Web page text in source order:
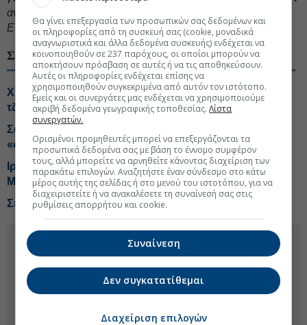
αναγκαστικά, μερικώς ή στο σύνολο, απόψεις του
Euro2day.gr.
ΣΧΕΤΙΚΑ ΘΕΜΑΤΑ
Χρηματιστήριο: Τα «μεγάλα παιδιά» κρατούν ψηλά
τζίρο και προσδοκίες
Σαουδική Αραβία, Τουρκία και Πακιστάν στήνουν
«σουνιτικό ΝΑΤΟ»
Ιράν: Στη δημοσιότητα βίντεο του «αόρατου»
Μοτζταμπά Χαμενεΐ
Σε ποιες περιοχές της Αττικής υποχωρούν τα ενοίκια
Θα γίνει επεξεργασία των προσωπικών σας δεδομένων και
οι πληροφορίες από τη συσκευή σας (cookie, μοναδικά
αναγνωριστικά και άλλα δεδομένα συσκευής) ενδέχεται να
κοινοποιηθούν σε 237 παρόχους, οι οποίοι μπορούν να
αποκτήσουν πρόσβαση σε αυτές ή να τις αποθηκεύσουν.
Αυτές οι πληροφορίες ενδέχεται επίσης να
χρησιμοποιηθούν συγκεκριμένα από αυτόν τον ιστότοπο.
Εμείς και οι συνεργάτες μας ενδέχεται να χρησιμοποιούμε
ακριβή δεδομένα γεωγραφικής τοποθεσίας.Λίστα
συνεργατών.
Ορισμένοι προμηθευτές μπορεί να επεξεργάζονται τα
προσωπικά δεδομένα σας με βάση το έννομο συμφέρον
τους, αλλά μπορείτε να αρνηθείτε κάνοντας διαχείριση των
παρακάτω επιλογών. Αναζητήστε έναν σύνδεσμο στο κάτω
μέρος αυτής της σελίδας ή στο μενού του ιστοτόπου, για να
διαχειριστείτε ή να ανακαλέσετε τη συναίνεσή σας στις
ρυθμίσεις απορρήτου και cookie.
Συναίνεση
Δεν συγκατατίθεμαι
Διαχείριση επιλογών